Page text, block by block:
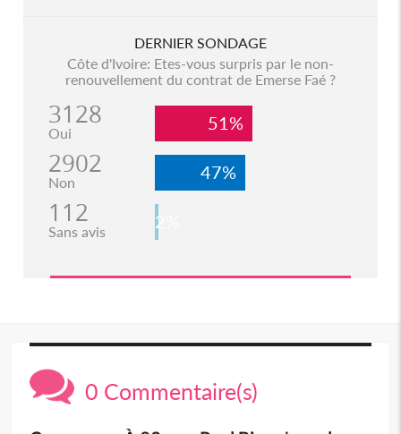
DERNIER SONDAGE
Côte d'Ivoire: Etes-vous surpris par le non-
renouvellement du contrat de Emerse Faé ?
3128
Oui 51%
2902
Non 47%
112
Sans avis 2%
0 Commentaire(s)